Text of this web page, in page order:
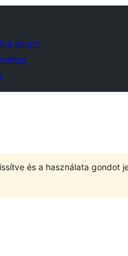
a plugin
és a használata gondot